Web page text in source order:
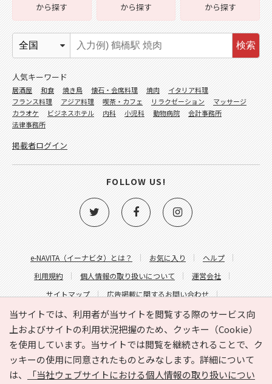
当サイトでは、利用者が当サイトを閲覧する際のサービス向
上およびサイトの利用状況把握のため、クッキー（Cookie）
を使用しています。当サイトでは閲覧を継続されることで、ク
ッキーの使用に同意されたものとみなします。詳細について
は、
「当社ウェブサイトにおける個人情報の取り扱いについ
e-NAVITA（イーナビタ）とは？ お気に入り
ヘルプ
利用規約
個人情報の取り扱いについて
運営会社
サイトマップ
広告掲載に関するお問い合わせ
サイトの内容に関するお問い合わせ
から探す
から探す
から探す
検索
人気キーワード
居酒屋 和食 焼き鳥 懐石・会席料理 焼肉
イタリア料理
フランス料理
アジア料理 喫茶・カフェ リラクゼーション
マッサージ
カラオケ
ビジネスホテル 内科 小児科 動物病院
会計事務所
法律事務所
掲載者ログイン
FOLLOW US!